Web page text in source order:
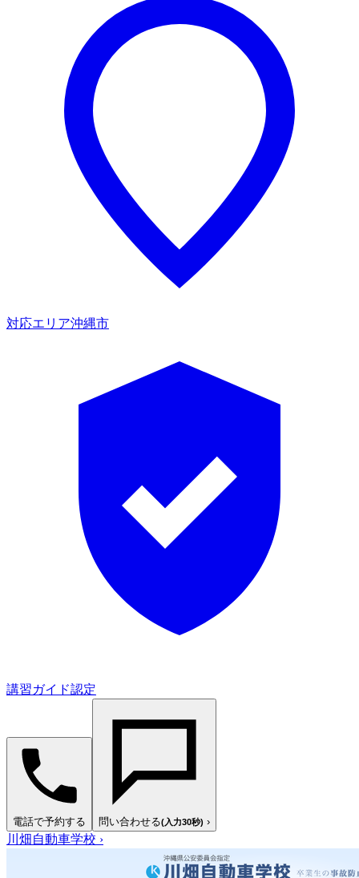
対応エリア沖縄市
講習ガイド認定
電話で予約する 問い合わせる(入力30秒) ›
川畑自動車学校 ›